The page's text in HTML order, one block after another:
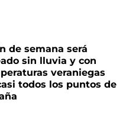
de semana será
sin lluvia y con
veraniegas
todos los puntos de